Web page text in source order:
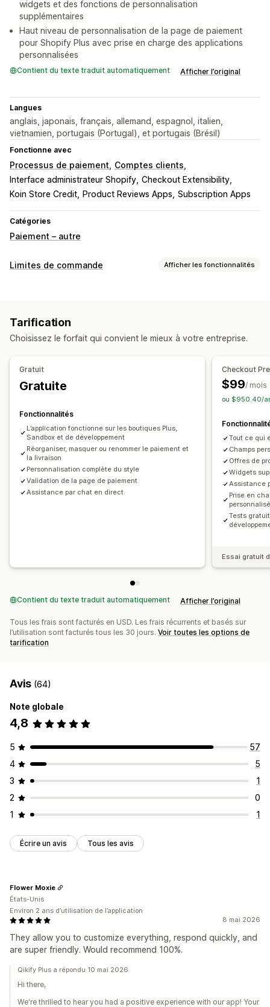
widgets et des fonctions de personnalisation
supplémentaires
Haut niveau de personnalisation de la page de paiement
pour Shopify Plus avec prise en charge des applications
personnalisées
Contient du texte traduit automatiquement Afficher l’original
Langues
anglais, japonais, français, allemand, espagnol, italien,
vietnamien, portugais (Portugal), et portugais (Brésil)
Fonctionne avec
Processus de paiement Comptes clients
Interface administrateur Shopify Checkout Extensibility
Koin Store Credit
Product Reviews Apps Subscription Apps
Catégories
Paiement – autre
Limites de commande Afficher les fonctionnalités
Quantité minimale
Spécifiques au produit Spécifique à la collection
Moyens de paiement
Image de marque personnalisée
Tarification
Choisissez le forfait qui convient le mieux à votre entreprise.
Gratuit
Gratuite
Fonctionnalités
L’application fonctionne sur les boutiques Plus,
Sandbox et de développement
Réorganiser, masquer ou renommer le paiement et
la livraison
Personnalisation complète du style
Validation de la page de paiement
Assistance par chat en direct
Checkout
$99/ mois
ou $950.40/
Tout ce qui
Champs
Offres de
Widgets
Assistance
Prise en
Tests
Essai gratuit
Contient du texte traduit automatiquement Afficher l’original
Tous les frais sont facturés en USD. Les frais récurrents et basés sur
l’utilisation sont facturés tous les 30 jours. Voir toutes les options de
tarification
Avis (64)
Note globale
4,8
5
57
4
5
3
1
2
0
1
1
Écrire un avis Tous les avis
8 mai 2026
They allow you to customize everything, respond quickly, and
are super friendly. Would recommend 100%.
Flower Moxie
États-Unis
Environ 2 ans d’utilisation de l’application
Qikify Plus a répondu 10 mai 2026
Hi there,
We're thrilled to hear you had a positive experience with our app! Your